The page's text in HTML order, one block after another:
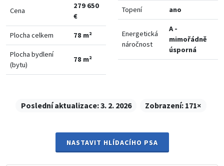
Cena
279 650
€
Plocha celkem 78 m²
Plocha bydlení
(bytu)
78 m²
Topení ano
Energetická
náročnost
A -
mimořádně
úsporná
Poslední aktualizace:3. 2. 2026 Zobrazení: 171×
NASTAVIT HLÍDACÍHO PSA